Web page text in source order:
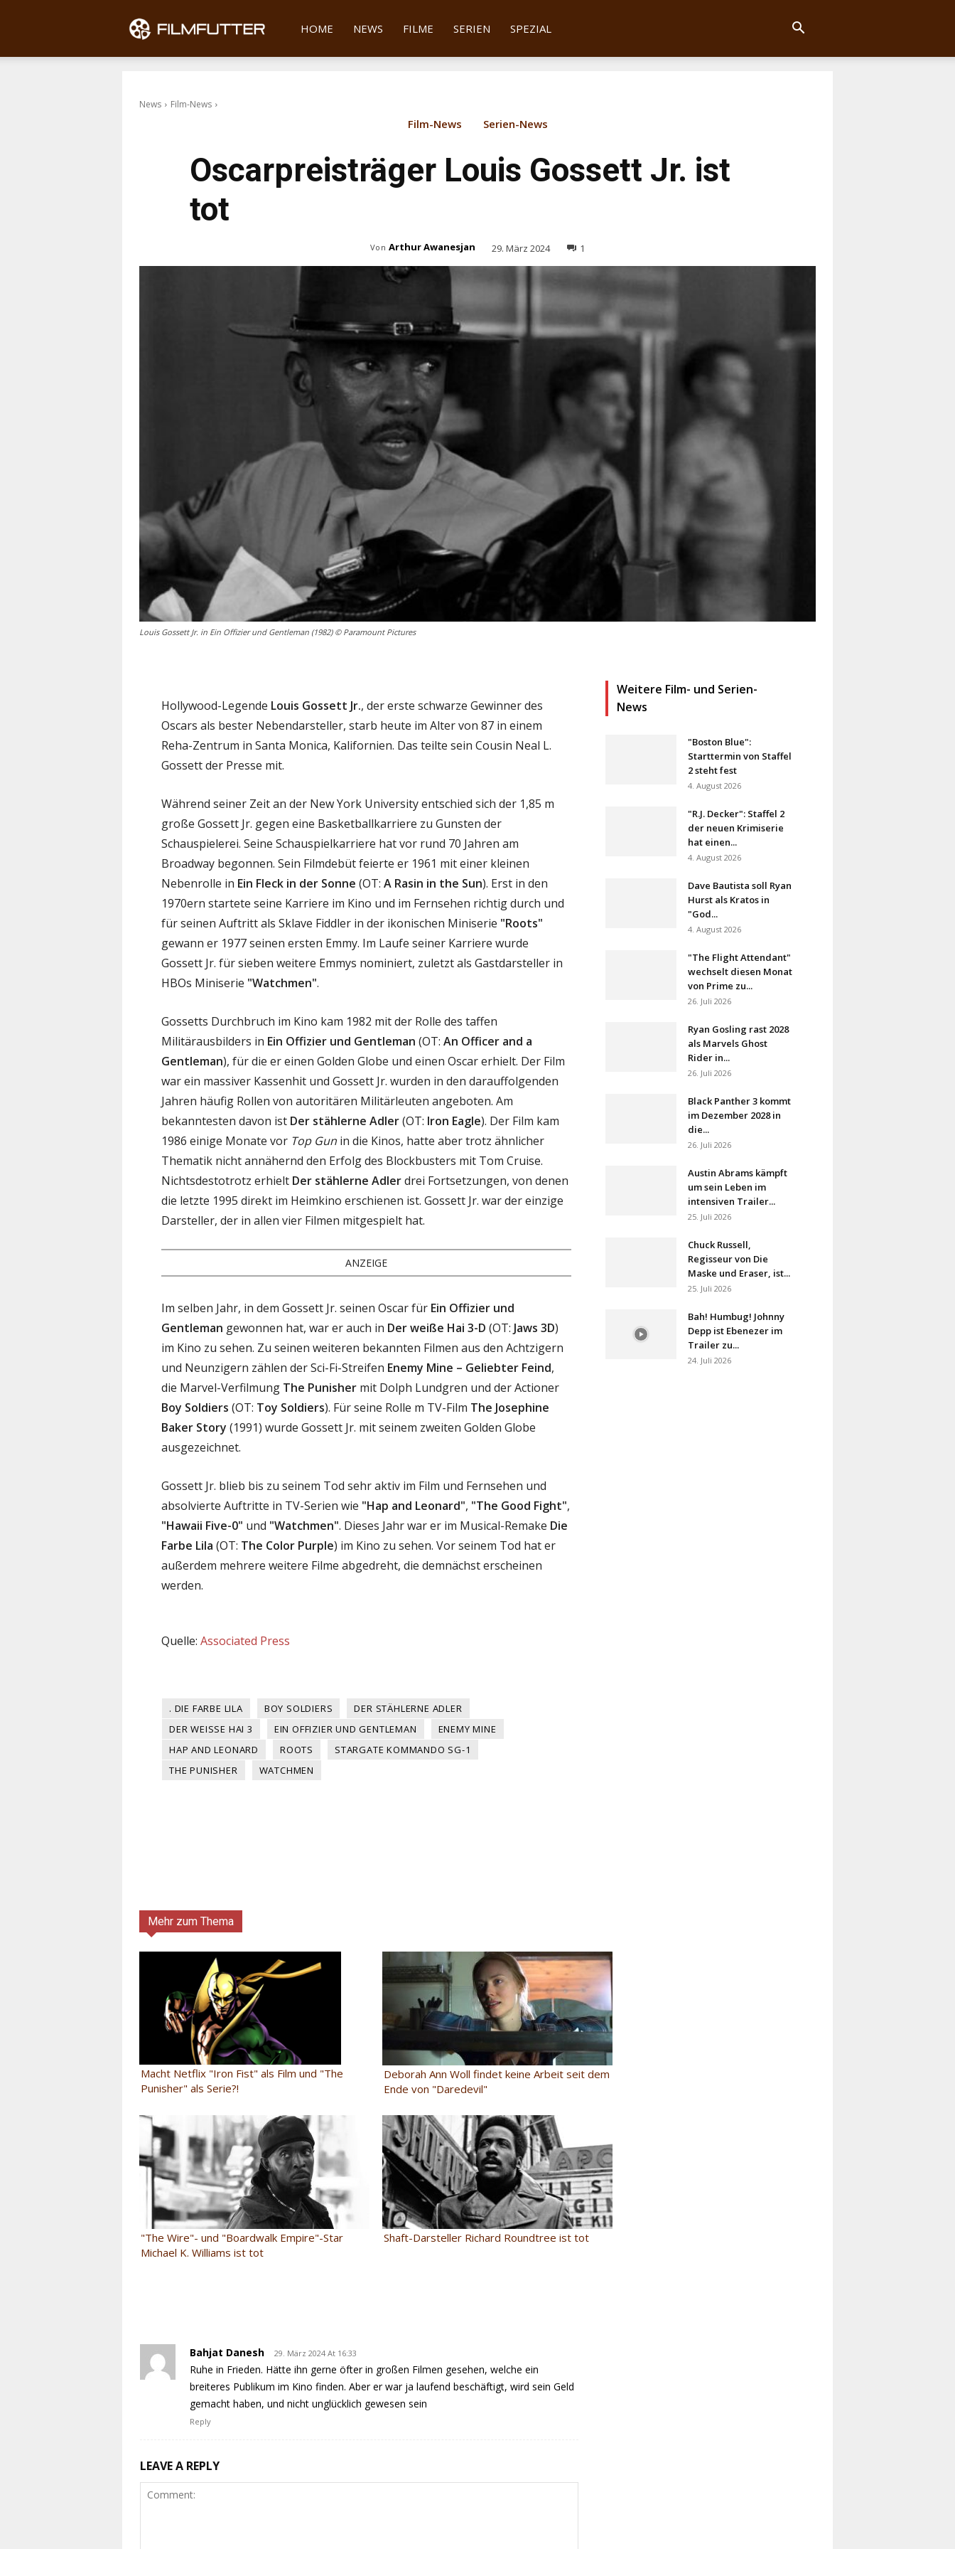
Filmfutter
HOME NEWS FILME SERIEN SPEZIAL
News Film-News
Film-News Serien-News
Oscarpreisträger Louis Gossett Jr. ist
tot
Von Arthur Awanesjan 29. März 2024 1
Louis Gossett Jr. in Ein Offizier und Gentleman (1982) © Paramount Pictures
Hollywood-Legende Louis Gossett Jr., der erste schwarze Gewinner des
Oscars als bester Nebendarsteller, starb heute im Alter von 87 in einem
Reha-Zentrum in Santa Monica, Kalifornien. Das teilte sein Cousin Neal L.
Gossett der Presse mit.
Während seiner Zeit an der New York University entschied sich der 1,85 m
große Gossett Jr. gegen eine Basketballkarriere zu Gunsten der
Schauspielerei. Seine Schauspielkarriere hat vor rund 70 Jahren am
Broadway begonnen. Sein Filmdebüt feierte er 1961 mit einer kleinen
Nebenrolle in Ein Fleck in der Sonne (OT: A Rasin in the Sun). Erst in den
1970ern startete seine Karriere im Kino und im Fernsehen richtig durch und
für seinen Auftritt als Sklave Fiddler in der ikonischen Miniserie "Roots"
gewann er 1977 seinen ersten Emmy. Im Laufe seiner Karriere wurde
Gossett Jr. für sieben weitere Emmys nominiert, zuletzt als Gastdarsteller in
HBOs Miniserie "Watchmen".
Gossetts Durchbruch im Kino kam 1982 mit der Rolle des taffen
Militärausbilders in Ein Offizier und Gentleman (OT: An Officer and a
Gentleman), für die er einen Golden Globe und einen Oscar erhielt. Der Film
war ein massiver Kassenhit und Gossett Jr. wurden in den darauffolgenden
Jahren häufig Rollen von autoritären Militärleuten angeboten. Am
bekanntesten davon ist Der stählerne Adler(OT: Iron Eagle). Der Film kam
1986 einige Monate vor Top Gun in die Kinos, hatte aber trotz ähnlicher
Thematik nicht annähernd den Erfolg des Blockbusters mit Tom Cruise.
Nichtsdestotrotz erhielt Der stählerne Adlerdrei Fortsetzungen, von denen
die letzte 1995 direkt im Heimkino erschienen ist. Gossett Jr. war der einzige
Darsteller, der in allen vier Filmen mitgespielt hat.
ANZEIGE
Im selben Jahr, in dem Gossett Jr. seinen Oscar für Ein Offizier und
Gentleman gewonnen hat, war er auch in Der weiße Hai 3-D (OT: Jaws 3D)
im Kino zu sehen. Zu seinen weiteren bekannten Filmen aus den Achtzigern
und Neunzigern zählen der Sci-Fi-Streifen Enemy Mine – Geliebter Feind,
die Marvel-Verfilmung The Punisher mit Dolph Lundgren und der Actioner
Boy Soldiers (OT: Toy Soldiers). Für seine Rolle m TV-Film The Josephine
Baker Story (1991) wurde Gossett Jr. mit seinem zweiten Golden Globe
ausgezeichnet.
Gossett Jr. blieb bis zu seinem Tod sehr aktiv im Film und Fernsehen und
absolvierte Auftritte in TV-Serien wie "Hap and Leonard", "The Good Fight",
"Hawaii Five-0" und "Watchmen". Dieses Jahr war er im Musical-Remake Die
Farbe Lila (OT: The Color Purple) im Kino zu sehen. Vor seinem Tod hat er
außerdem mehrere weitere Filme abgedreht, die demnächst erscheinen
werden.
Quelle: Associated Press
. DIE FARBE LILA BOY SOLDIERS
DER STÄHLERNE ADLER
DER WEISSE HAI 3
EIN OFFIZIER UND GENTLEMAN
ENEMY MINE
HAP AND LEONARD
ROOTS
STARGATE KOMMANDO SG-1
THE PUNISHER
WATCHMEN
Weitere Film- und Serien-
News
"Boston Blue":
Starttermin von Staffel
2 steht fest
4. August 2026
"R.J. Decker": Staffel 2
der neuen Krimiserie
hat einen...
4. August 2026
Dave Bautista soll Ryan
Hurst als Kratos in
"God...
4. August 2026
"The Flight Attendant"
wechselt diesen Monat
von Prime zu...
26. Juli 2026
Ryan Gosling rast 2028
als Marvels Ghost
Rider in...
26. Juli 2026
Black Panther 3 kommt
im Dezember 2028 in
die...
26. Juli 2026
Austin Abrams kämpft
um sein Leben im
intensiven Trailer...
25. Juli 2026
Chuck Russell,
Regisseur von Die
Maske und Eraser, ist...
25. Juli 2026
Bah! Humbug! Johnny
Depp ist Ebenezer im
Trailer zu...
24. Juli 2026
Mehr zum Thema
Macht Netflix "Iron Fist" als Film und "The
Punisher" als Serie?!
Deborah Ann Woll findet keine Arbeit seit dem
Ende von "Daredevil"
"The Wire"- und "Boardwalk Empire"-Star
Michael K. Williams ist tot
Shaft-Darsteller Richard Roundtree ist tot
Bahjat Danesh 29. März 2024 At 16:33
Ruhe in Frieden. Hätte ihn gerne öfter in großen Filmen gesehen, welche ein
breiteres Publikum im Kino finden. Aber er war ja laufend beschäftigt, wird sein Geld
gemacht haben, und nicht unglücklich gewesen sein
Reply
LEAVE A REPLY